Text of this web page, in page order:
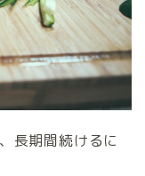
長期間続けるに